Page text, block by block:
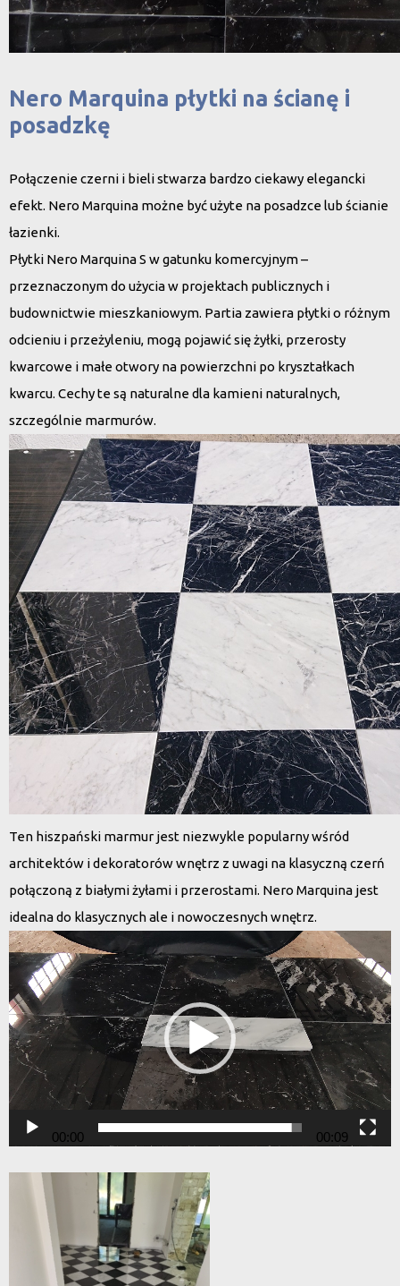
Nero Marquina płytki na ścianę i
posadzkę
Połączenie czerni i bieli stwarza bardzo ciekawy elegancki
efekt. Nero Marquina możne być użyte na posadzce lub ścianie
łazienki.
Płytki Nero Marquina S w gatunku komercyjnym–
przeznaczonym do użycia w projektach publicznych i
budownictwie mieszkaniowym. Partia zawiera płytki o różnym
odcieniu i przeżyleniu, mogą pojawić się żyłki, przerosty
kwarcowe i małe otwory na powierzchni po kryształkach
kwarcu. Cechy te są naturalne dla kamieni naturalnych,
szczególnie marmurów.
Ten hiszpański marmur jest niezwykle popularny wśród
architektów i dekoratorów wnętrz z uwagi na klasyczną czerń
połączoną z białymi żyłami i przerostami. Nero Marquina jest
idealna do klasycznych ale i nowoczesnych wnętrz.
Odtwarzacz
video
00:00 00:09